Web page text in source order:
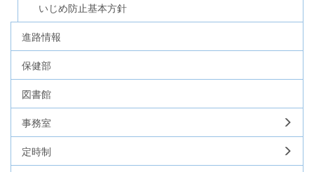
いじめ防止基本方針
進路情報
保健部
図書館
事務室
定時制